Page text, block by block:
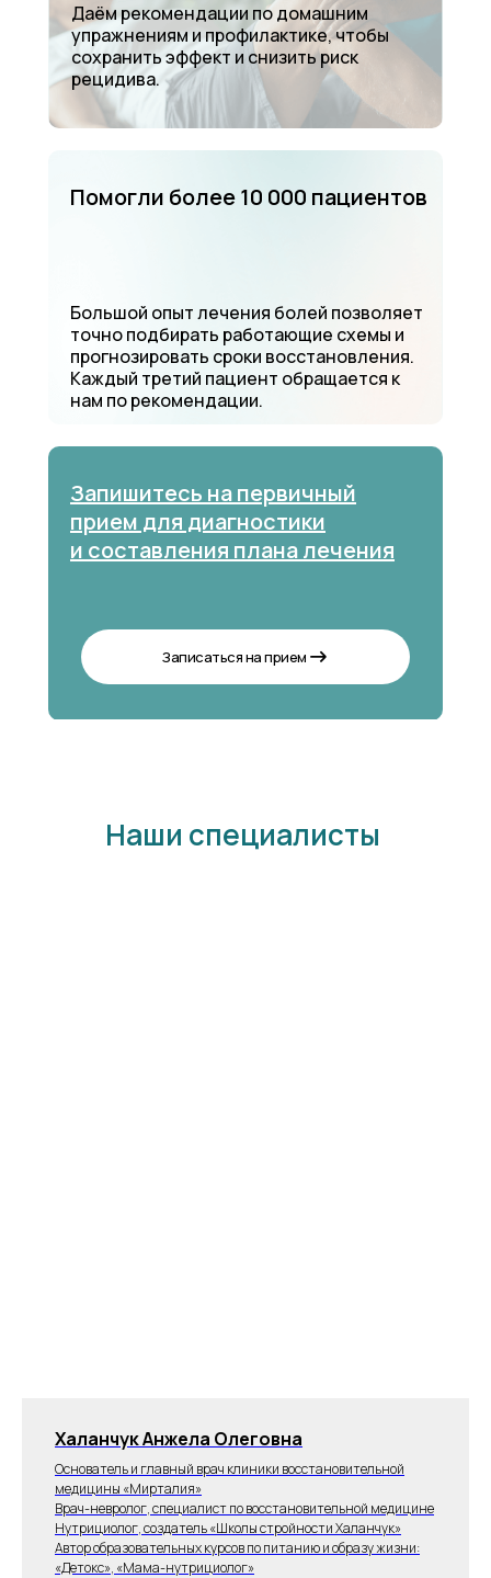
Большой опыт лечения болей позволяет
точно подбирать работающие схемы и
прогнозировать сроки восстановления.
Каждый третий пациент обращается к
нам по рекомендации.
Даём рекомендации по домашним
упражнениям и профилактике, чтобы
сохранить эффект и снизить риск
рецидива.
Записаться на прием
Помогли более 10 000 пациентов
Запишитесь на первичный
прием для диагностики
и составления плана лечения
Наши специалисты
Халанчук Анжела Олеговна
Основатель и главный врач клиники восстановительной
медицины «Мирталия»
Врач-невролог, специалист по восстановительной медицине
Нутрициолог, создатель «Школы стройности Халанчук»
Автор образовательных курсов по питанию и образу жизни:
«Детокс», «Мама-нутрициолог»